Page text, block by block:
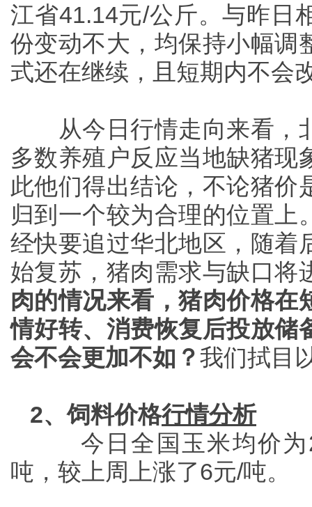
江省41.14元/公斤。与昨日
份变动不大，均保持小幅调
式还在继续，且短期内不会
从今日行情走向来看，
多数养殖户反应当地缺猪现
此他们得出结论，不论猪价
归到一个较为合理的位置上
经快要追过华北地区，随着
始复苏，猪肉需求与缺口将
肉的情况来看，猪肉价格在
情好转、消费恢复后投放储
会不会更加不如？我们拭
2、饲料价格行情分析
今日全国玉米均价
吨，较上周上涨了6元/吨。